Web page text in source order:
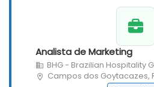
Analista de Marketing
BHG - Brazilian Hospitality
Campos dos Goytacazes,